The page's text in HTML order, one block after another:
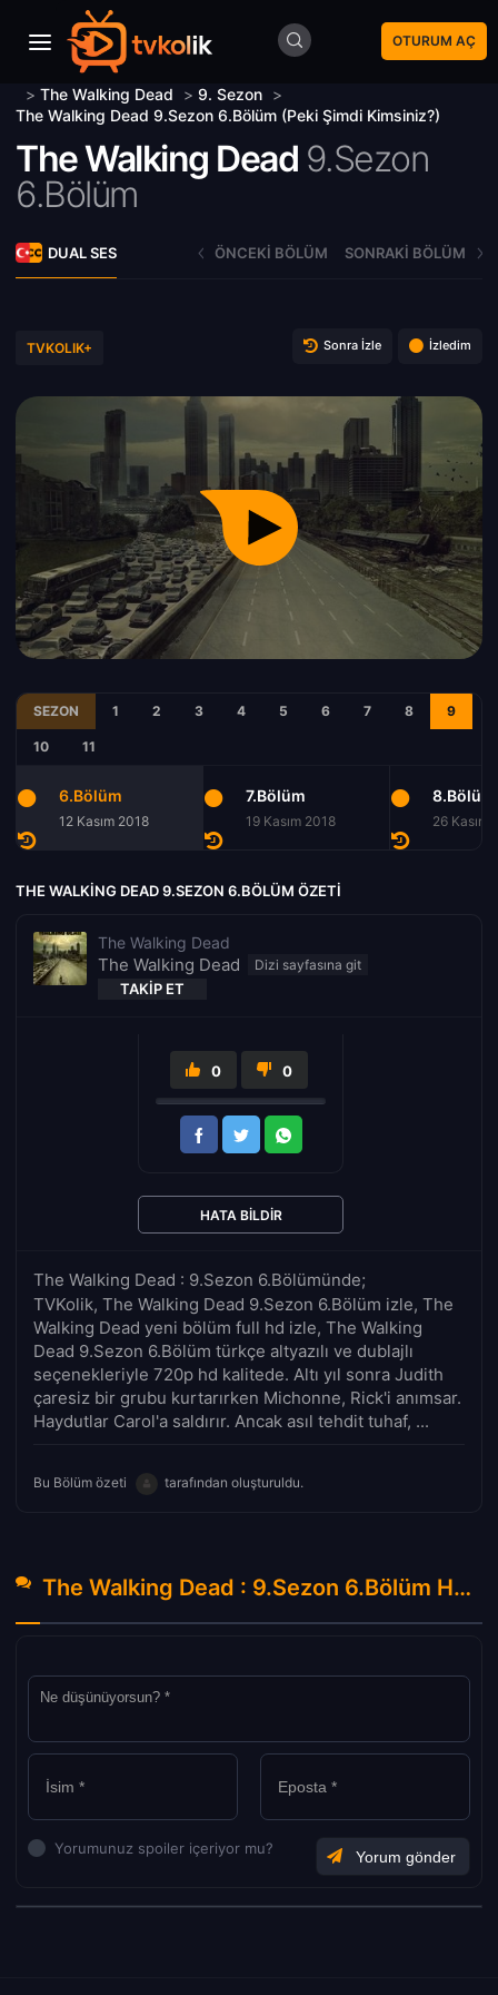
OTURUM AÇ
> The Walking Dead > 9. Sezon >
The Walking Dead 9.Sezon 6.Bölüm (Peki Şimdi Kimsiniz?)
The Walking Dead 9.Sezon
6.Bölüm
DUAL SES ÖNCEKI BÖLÜM SONRAKI BÖLÜM
TVKOLIK+ Sonra İzle İzledim
SEZON 1 2 3 4 5 6 7 8 9
10 11
6.Bölüm
12 Kasım 2018
7.Bölüm
19 Kasım 2018
8.Bölüm
26 Kasım
THE WALKING DEAD 9.SEZON 6.BÖLÜM ÖZETI
The Walking Dead
The Walking Dead
TAKIP ET
The Walking Dead : 9.Sezon 6.Bölümünde;
TVKolik, The Walking Dead 9.Sezon 6.Bölüm izle, The
Walking Dead yeni bölüm full hd izle, The Walking
Dead 9.Sezon 6.Bölüm türkçe altyazılı ve dublajlı
seçenekleriyle 720p hd kalitede. Altı yıl sonra Judith
çaresiz bir grubu kurtarırken Michonne, Rick'i anımsar.
Haydutlar Carol'a saldırır. Ancak asıl tehdit tuhaf, ...
Bu Bölüm özeti tarafından oluşturuldu.
0 0
HATA BILDIR
The Walking Dead : 9.Sezon 6.Bölüm Hakkında Yorumlar
Yorumunuz spoiler içeriyor mu?